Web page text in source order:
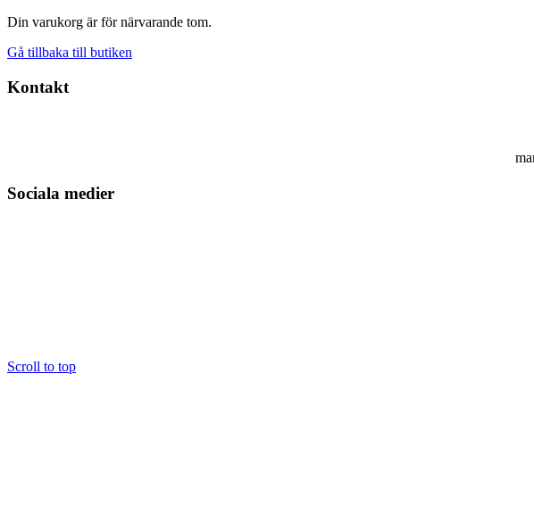
Din varukorg är för närvarande tom.
Gå tillbaka till butiken
Kontakt
Sociala medier
Scroll to top